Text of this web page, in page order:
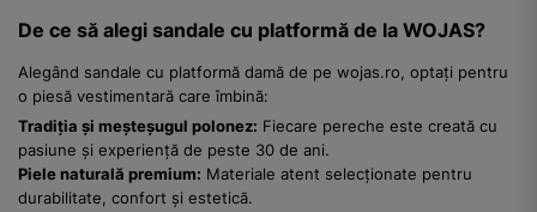
De ce să alegi sandale cu platformă de la WOJAS?
Alegând sandale cu platformă damă de pe wojas.ro, optați pentru
o piesă vestimentară care îmbină:
Tradiția și meșteșugul polonez: Fiecare pereche este creată cu
pasiune și experiență de peste 30 de ani.
Piele naturală premium: Materiale atent selecționate pentru
durabilitate, confort și estetică.